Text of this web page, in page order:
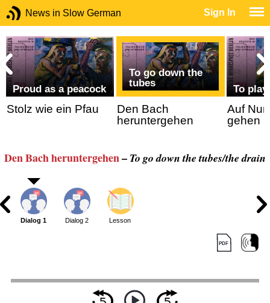
News in Slow German Sign In
Proud as a peacock
Stolz wie ein Pfau
To go down the
tubes
Den Bach
heruntergehen
To
Auf
gehen
Den Bach heruntergehen– To go down the tubes/the drain
Dialog 1 Dialog 2 Lesson